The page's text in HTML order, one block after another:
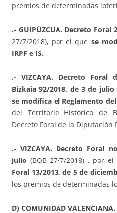
premios de determinadas
.- GUIPÚZCUA. Decreto Foral
27/7/2018), por el que se
IRPF e IS.
.- VIZCAYA. Decreto Foral
Bizkaia 92/2018, de 3 de julio
se modifica el Reglamento
del Territorio Histórico de
Decreto Foral de la Diputación
.- VIZCAYA. Decreto Foral
julio (BOB 27/7/2018) , por el
Foral 13/2013, de 5 de
los premios de determinadas
D) COMUNIDAD VALENCIANA.